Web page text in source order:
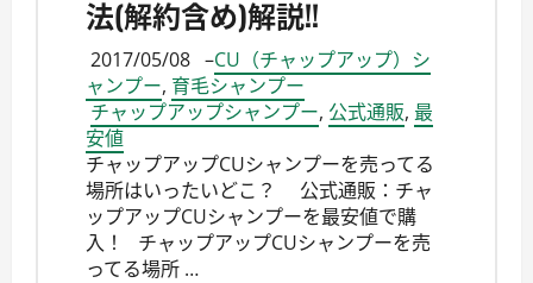
法(解約含め)解説!!
2017/05/08 –CU（チャップアップ）シ
ャンプー, 育毛シャンプー
チャップアップシャンプー, 公式通販, 最
安値
チャップアップCUシャンプーを売ってる
場所はいったいどこ？ 公式通販：チャ
ップアップCUシャンプーを最安値で購
入！ チャップアップCUシャンプーを売
ってる場所 …